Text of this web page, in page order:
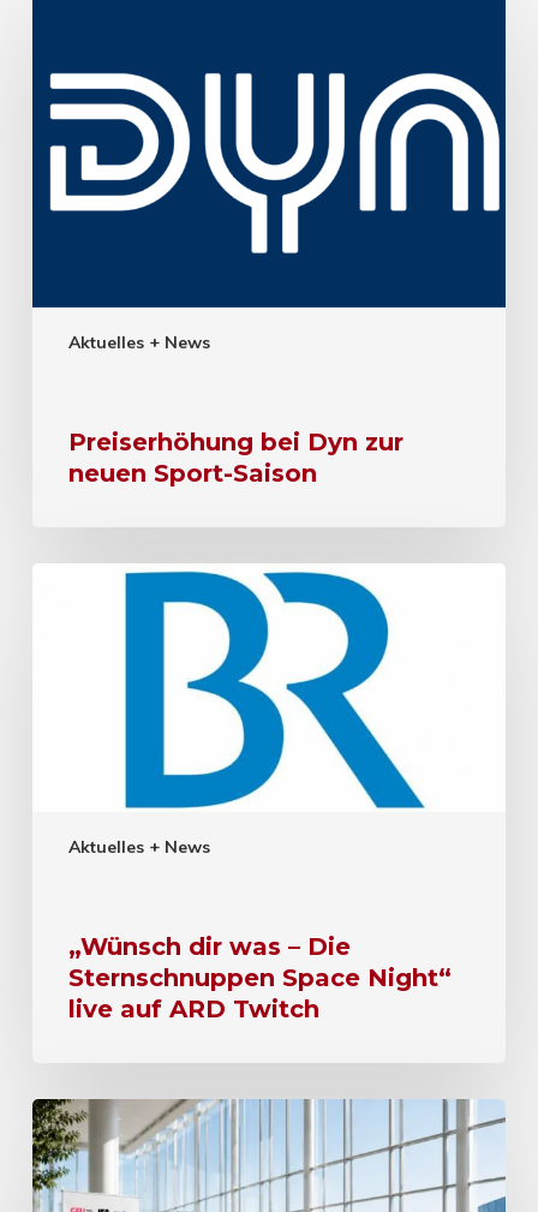
Aktuelles + News
Preiserhöhung bei Dyn zur
neuen Sport-Saison
Aktuelles + News
„Wünsch dir was – Die
Sternschnuppen Space Night“
live auf ARD Twitch